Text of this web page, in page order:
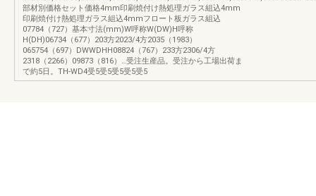
部材別価格セット価格4mm印刷焼付け熱処理ガラス組込4mm
印刷焼付け熱処理ガラス組込4mmフロート板ガラス組込
07784（727）基本寸法(mm)W呼称W(DW)H呼称
H(DH)06734（677）203方2023/4方2035（1983）
065754（697）DWWDHH08824（767）233方2306/4方
2318（2266）09873（816）…受注生産品。受注から工場出荷ま
で約5日。TH-WD4受5受5受5受5受5